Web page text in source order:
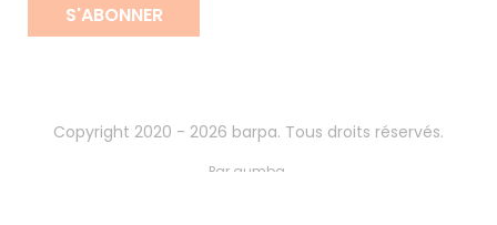
S'ABONNER
Copyright 2020 - 2026 barpa. Tous droits réservés.
Par gumba